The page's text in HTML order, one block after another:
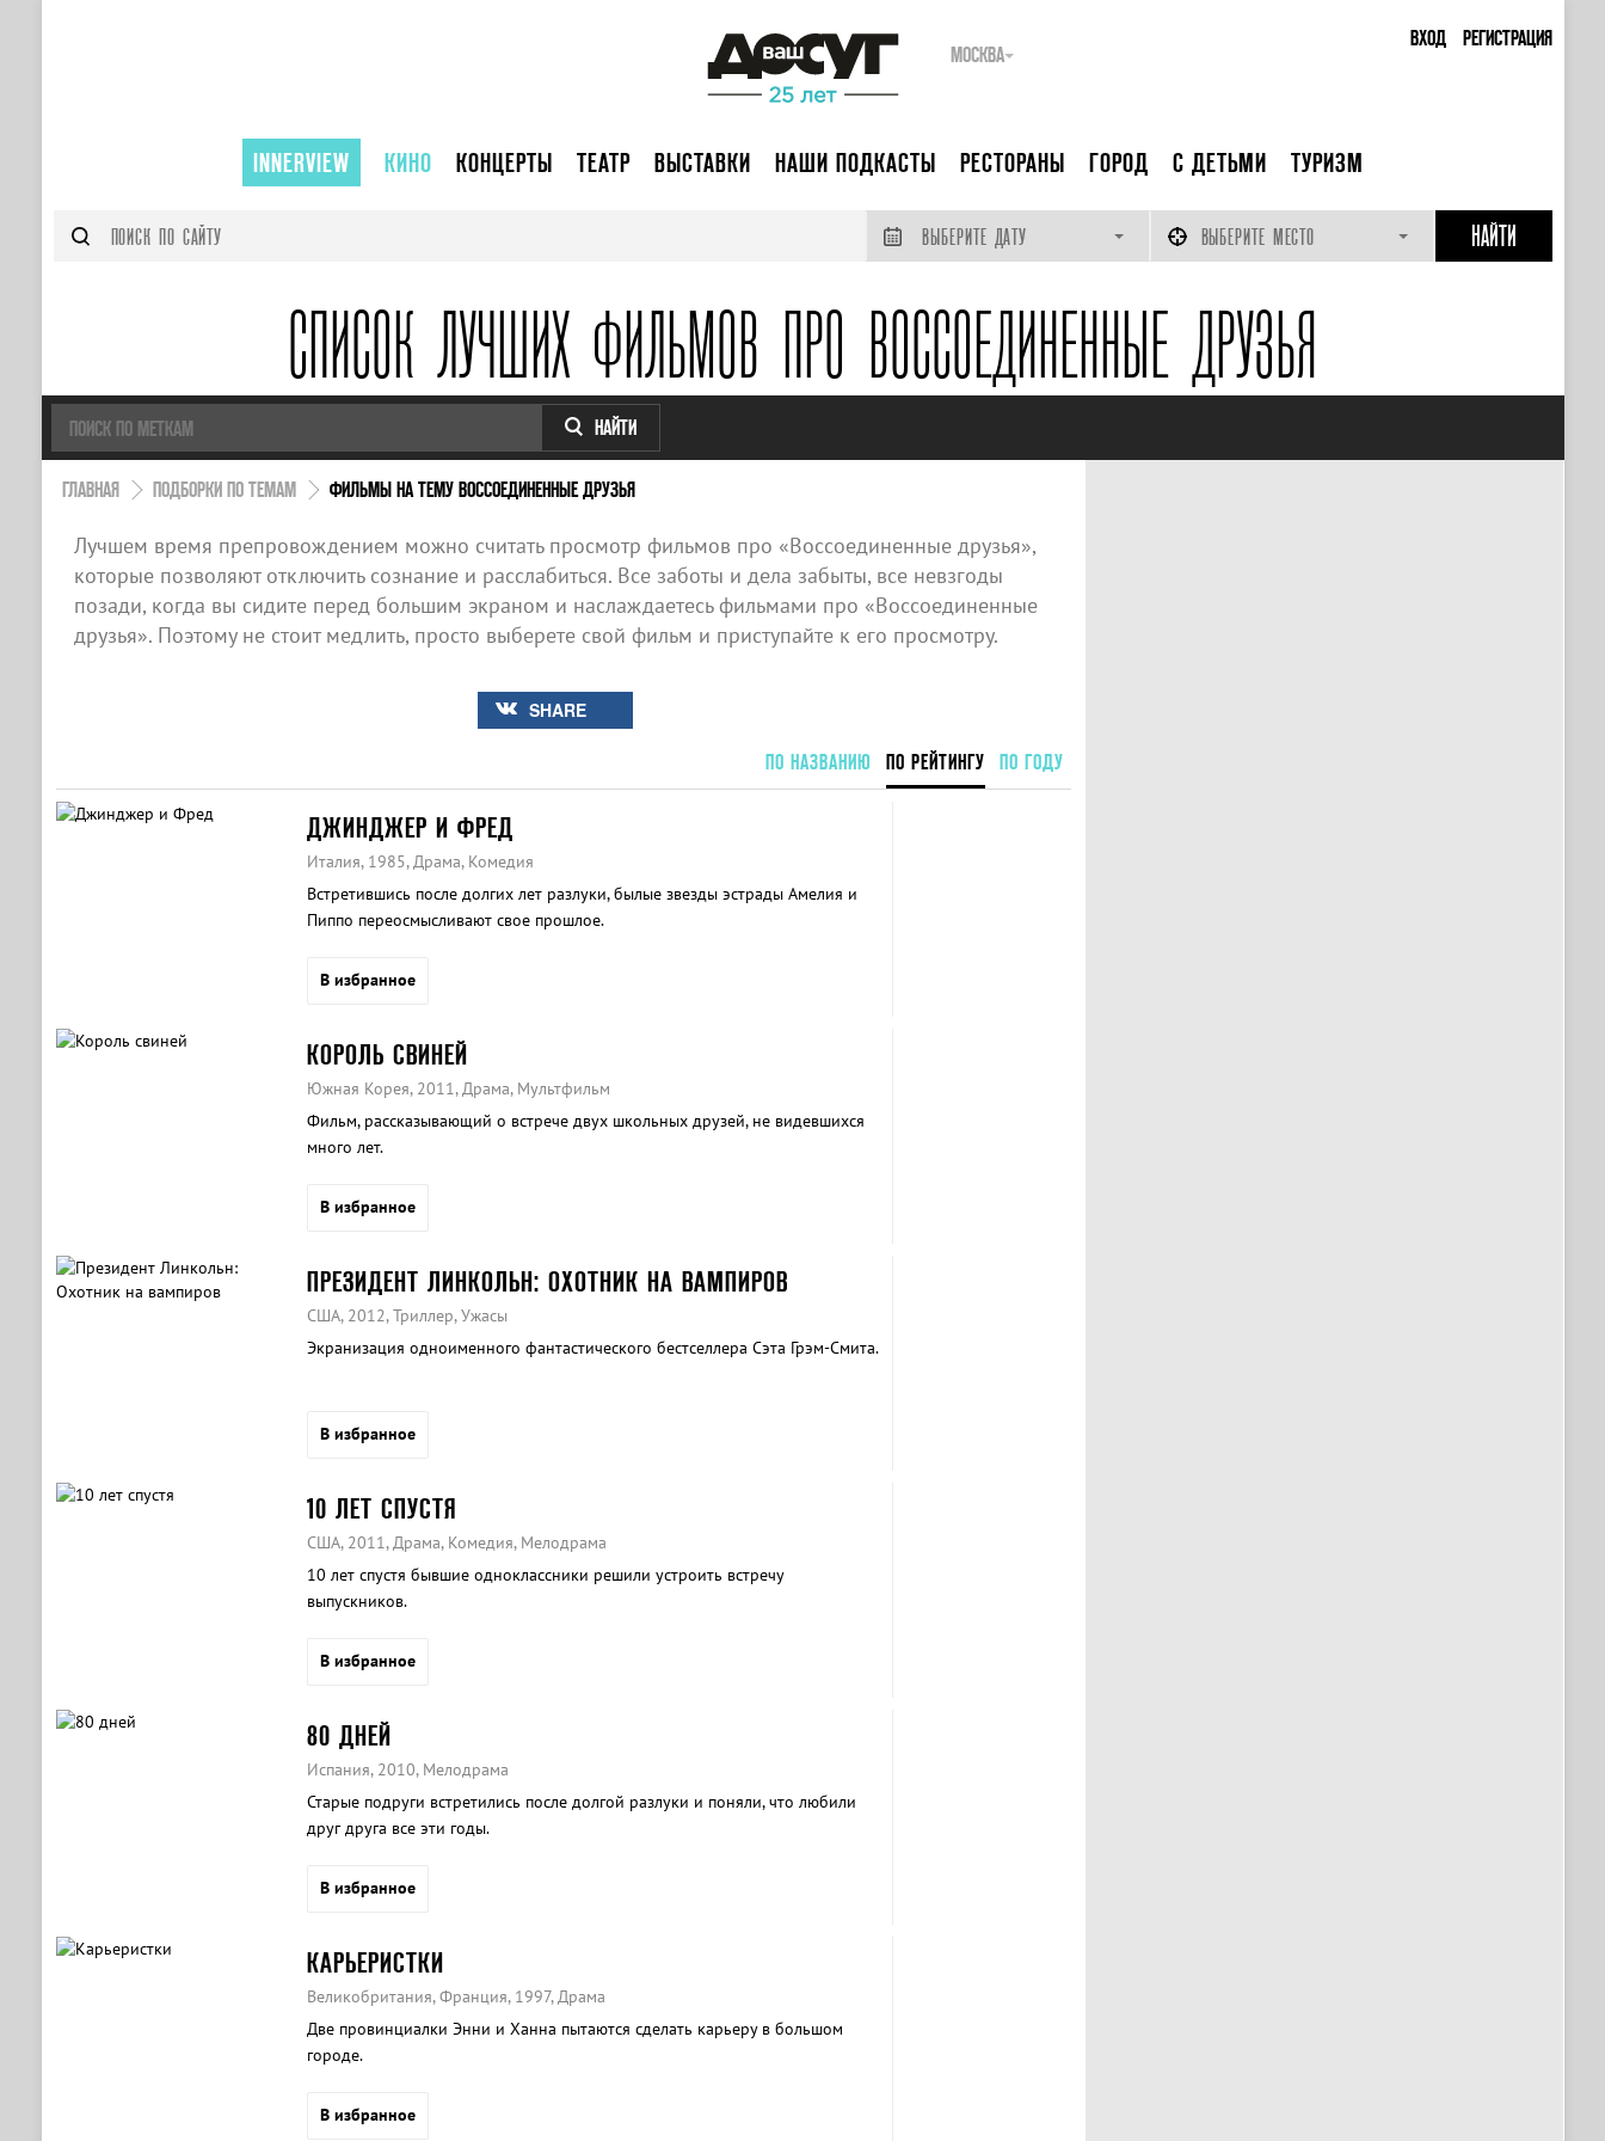
ВХОД РЕГИСТРАЦИЯ
МОСКВА
INNERVIEW КИНО КОНЦЕРТЫ ТЕАТР ВЫСТАВКИ НАШИ ПОДКАСТЫ РЕСТОРАНЫ ГОРОД С ДЕТЬМИ ТУРИЗМ
ВЫБЕРИТЕ ДАТУ ВЫБЕРИТЕ МЕСТО
СПИСОК ЛУЧШИХ ФИЛЬМОВ ПРО ВОССОЕДИНЕННЫЕ ДРУЗЬЯ
НАЙТИ
ГЛАВНАЯ ПОДБОРКИ ПО ТЕМАМ ФИЛЬМЫ НА ТЕМУ ВОССОЕДИНЕННЫЕ ДРУЗЬЯ
Лучшем время препровождением можно считать просмотр фильмов про «Воссоединенные друзья»,
которые позволяют отключить сознание и расслабиться. Все заботы и дела забыты, все невзгоды
позади, когда вы сидите перед большим экраном и наслаждаетесь фильмами про «Воссоединенные
друзья». Поэтому не стоит медлить, просто выберете свой фильм и приступайте к его просмотру.
SHARE
ПО НАЗВАНИЮ ПО РЕЙТИНГУ ПО ГОДУ
ДЖИНДЖЕР И ФРЕД
Италия, 1985, Драма, Комедия
Встретившись после долгих лет разлуки, былые звезды эстрады Амелия и
Пиппо переосмысливают свое прошлое.
В избранное
КОРОЛЬ СВИНЕЙ
Южная Корея, 2011, Драма, Мультфильм
Фильм, рассказывающий о встрече двух школьных друзей, не видевшихся
много лет.
В избранное
ПРЕЗИДЕНТ ЛИНКОЛЬН: ОХОТНИК НА ВАМПИРОВ
США, 2012, Триллер, Ужасы
Экранизация одноименного фантастического бестселлера Сэта Грэм-Смита.
В избранное
10 ЛЕТ СПУСТЯ
США, 2011, Драма, Комедия, Мелодрама
10 лет спустя бывшие одноклассники решили устроить встречу
выпускников.
В избранное
80 ДНЕЙ
Испания, 2010, Мелодрама
Старые подруги встретились после долгой разлуки и поняли, что любили
друг друга все эти годы.
В избранное
КАРЬЕРИСТКИ
Великобритания, Франция, 1997, Драма
Две провинциалки Энни и Ханна пытаются сделать карьеру в большом
городе.
В избранное